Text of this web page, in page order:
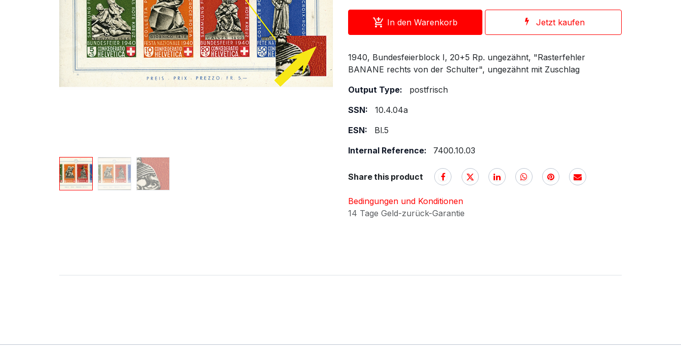
In den Warenkorb Jetzt kaufen
1940, Bundesfeierblock I, 20+5 Rp. ungezähnt, "Rasterfehler
BANANE rechts von der Schulter", ungezähnt mit Zuschlag
Output Type:
postfrisch
SSN:
10.4.04a
ESN:
Bl.5
Internal Reference:
7400.10.03
Share this product
Bedingungen und Konditionen
14 Tage Geld-zurück-Garantie